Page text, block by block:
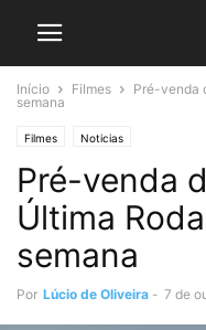
Início Filmes
Pré-venda
semana
Filmes Noticias
Pré-venda
Última
semana
Por Lúcio de Oliveira - 7 de